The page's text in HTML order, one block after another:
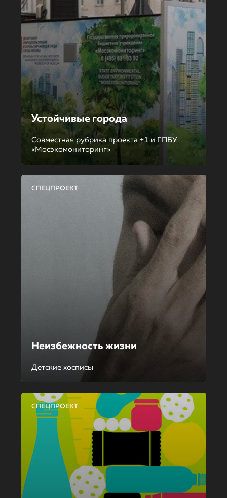
Устойчивые города
Совместная рубрика проекта +1 и ГПБУ
«Мосэкомониторинг»
СПЕЦПРОЕКТ
Неизбежность жизни
Детские хосписы
СПЕЦПРОЕКТ